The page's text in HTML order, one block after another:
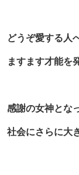
どうぞ愛する人
ますます才能を
感謝の女神とな
社会にさらに大